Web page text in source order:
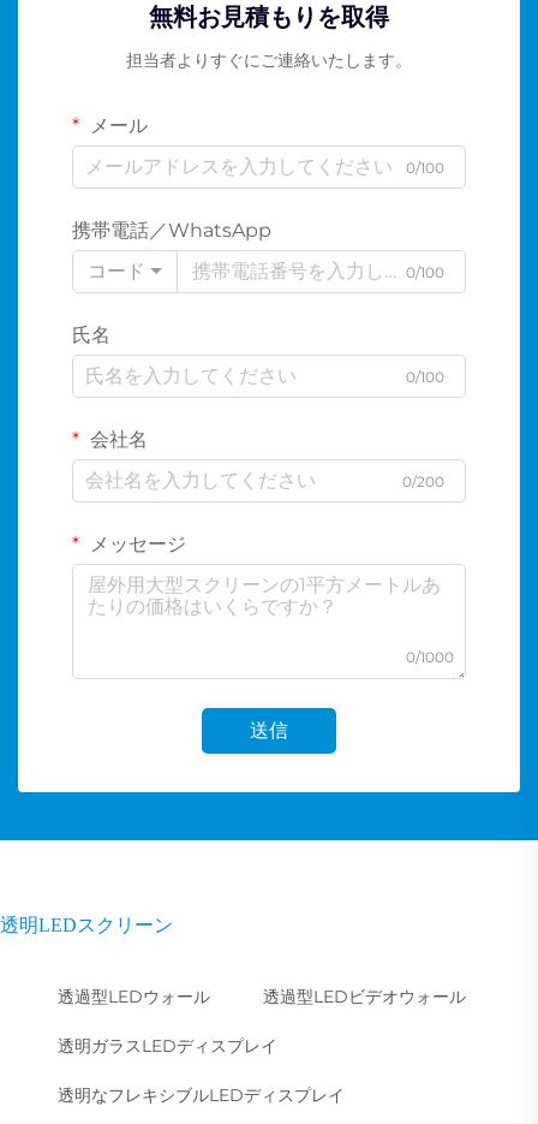
無料お見積もりを取得
担当者よりすぐにご連絡いたします。
メール
0/100
携帯電話／WhatsApp
コード
0/100
氏名
0/100
会社名
0/200
メッセージ
0/1000
送信
透明LEDスクリーン
透過型LEDウォール 透過型LEDビデオウォール
透明ガラスLEDディスプレイ
透明なフレキシブルLEDディスプレイ